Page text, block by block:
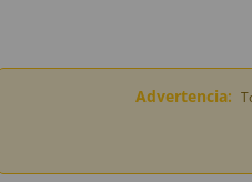
Advertencia: